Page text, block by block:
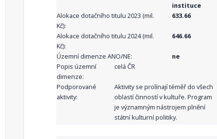
instituce
Alokace dotačního titulu 2023 (mil.
Kč):
633.66
Alokace dotačního titulu 2024 (mil.
Kč):
646.66
Územní dimenze ANO/NE:
ne
Popis územní
dimenze:
celá ČR
Podporované
aktivity:
Aktivity se prolínají téměř do všech
oblastí činností v kultuře. Program
je významným nástrojem plnění
státní kulturní politiky.